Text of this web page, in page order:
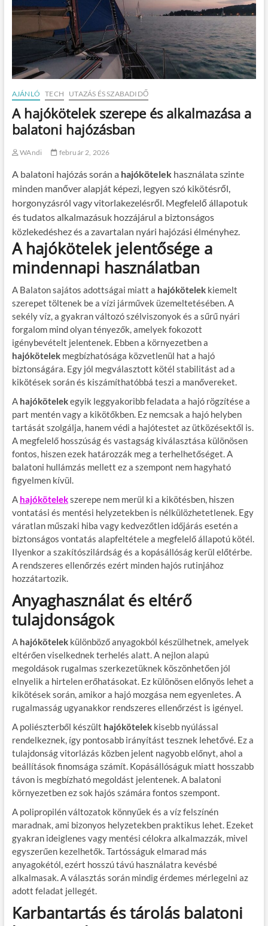
AJÁNLÓ TECH UTAZÁS ÉS SZABADIDŐ
A hajókötelek szerepe és alkalmazása a
balatoni hajózásban
WAndi február 2, 2026
A balatoni hajózás során a hajókötelekhasználata szinte
minden manőver alapját képezi, legyen szó kikötésről,
horgonyzásról vagy vitorlakezelésről. Megfelelő állapotuk
és tudatos alkalmazásuk hozzájárul a biztonságos
közlekedéshez és a zavartalan nyári hajózási élményhez.
A hajókötelek jelentősége a
mindennapi használatban
A Balaton sajátos adottságai miatt a hajókötelekkiemelt
szerepet töltenek be a vízi járművek üzemeltetésében. A
sekély víz, a gyakran változó szélviszonyok és a sűrű nyári
forgalom mind olyan tényezők, amelyek fokozott
igénybevételt jelentenek. Ebben a környezetben a
hajókötelekmegbízhatósága közvetlenül hat a hajó
biztonságára. Egy jól megválasztott kötél stabilitást ad a
kikötések során és kiszámíthatóbbá teszi a manővereket.
A hajókötelekegyik leggyakoribb feladata a hajó rögzítése a
part mentén vagy a kikötőkben. Ez nemcsak a hajó helyben
tartását szolgálja, hanem védi a hajótestet az ütközésektől is.
A megfelelő hosszúság és vastagság kiválasztása különösen
fontos, hiszen ezek határozzák meg a terhelhetőséget. A
balatoni hullámzás mellett ez a szempont nem hagyható
figyelmen kívül.
A hajókötelekszerepe nem merül ki a kikötésben, hiszen
vontatási és mentési helyzetekben is nélkülözhetetlenek. Egy
váratlan műszaki hiba vagy kedvezőtlen időjárás esetén a
biztonságos vontatás alapfeltétele a megfelelő állapotú kötél.
Ilyenkor a szakítószilárdság és a kopásállóság kerül előtérbe.
A rendszeres ellenőrzés ezért minden hajós rutinjához
hozzátartozik.
Anyaghasználat és eltérő
tulajdonságok
A hajókötelekkülönböző anyagokból készülhetnek, amelyek
eltérően viselkednek terhelés alatt. A nejlon alapú
megoldások rugalmas szerkezetüknek köszönhetően jól
elnyelik a hirtelen erőhatásokat. Ez különösen előnyös lehet a
kikötések során, amikor a hajó mozgása nem egyenletes. A
rugalmasság ugyanakkor rendszeres ellenőrzést is igényel.
A poliészterből készült hajókötelekkisebb nyúlással
rendelkeznek, így pontosabb irányítást tesznek lehetővé. Ez a
tulajdonság vitorlázás közben jelent nagyobb előnyt, ahol a
beállítások finomsága számít. Kopásállóságuk miatt hosszabb
távon is megbízható megoldást jelentenek. A balatoni
környezetben ez sok hajós számára fontos szempont.
A polipropilén változatok könnyűek és a víz felszínén
maradnak, ami bizonyos helyzetekben praktikus lehet. Ezeket
gyakran ideiglenes vagy mentési célokra alkalmazzák, mivel
egyszerűen kezelhetők. Tartósságuk elmarad más
anyagokétól, ezért hosszú távú használatra kevésbé
alkalmasak. A választás során mindig érdemes mérlegelni az
adott feladat jellegét.
Karbantartás és tárolás balatoni